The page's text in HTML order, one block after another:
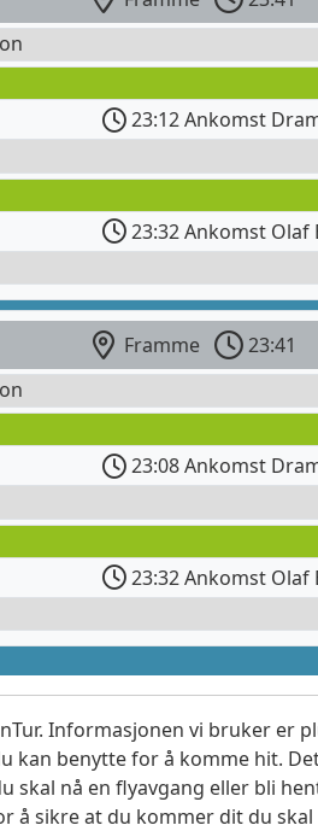
23:12 Ankomst
23:32 Ankomst Olaf
Framme
23:41
23:08 Ankomst
23:32 Ankomst Olaf
Informasjonen vi bruker er
benytte for å komme hit.
nå en flyavgang eller bli
å sikre at du kommer dit du skal